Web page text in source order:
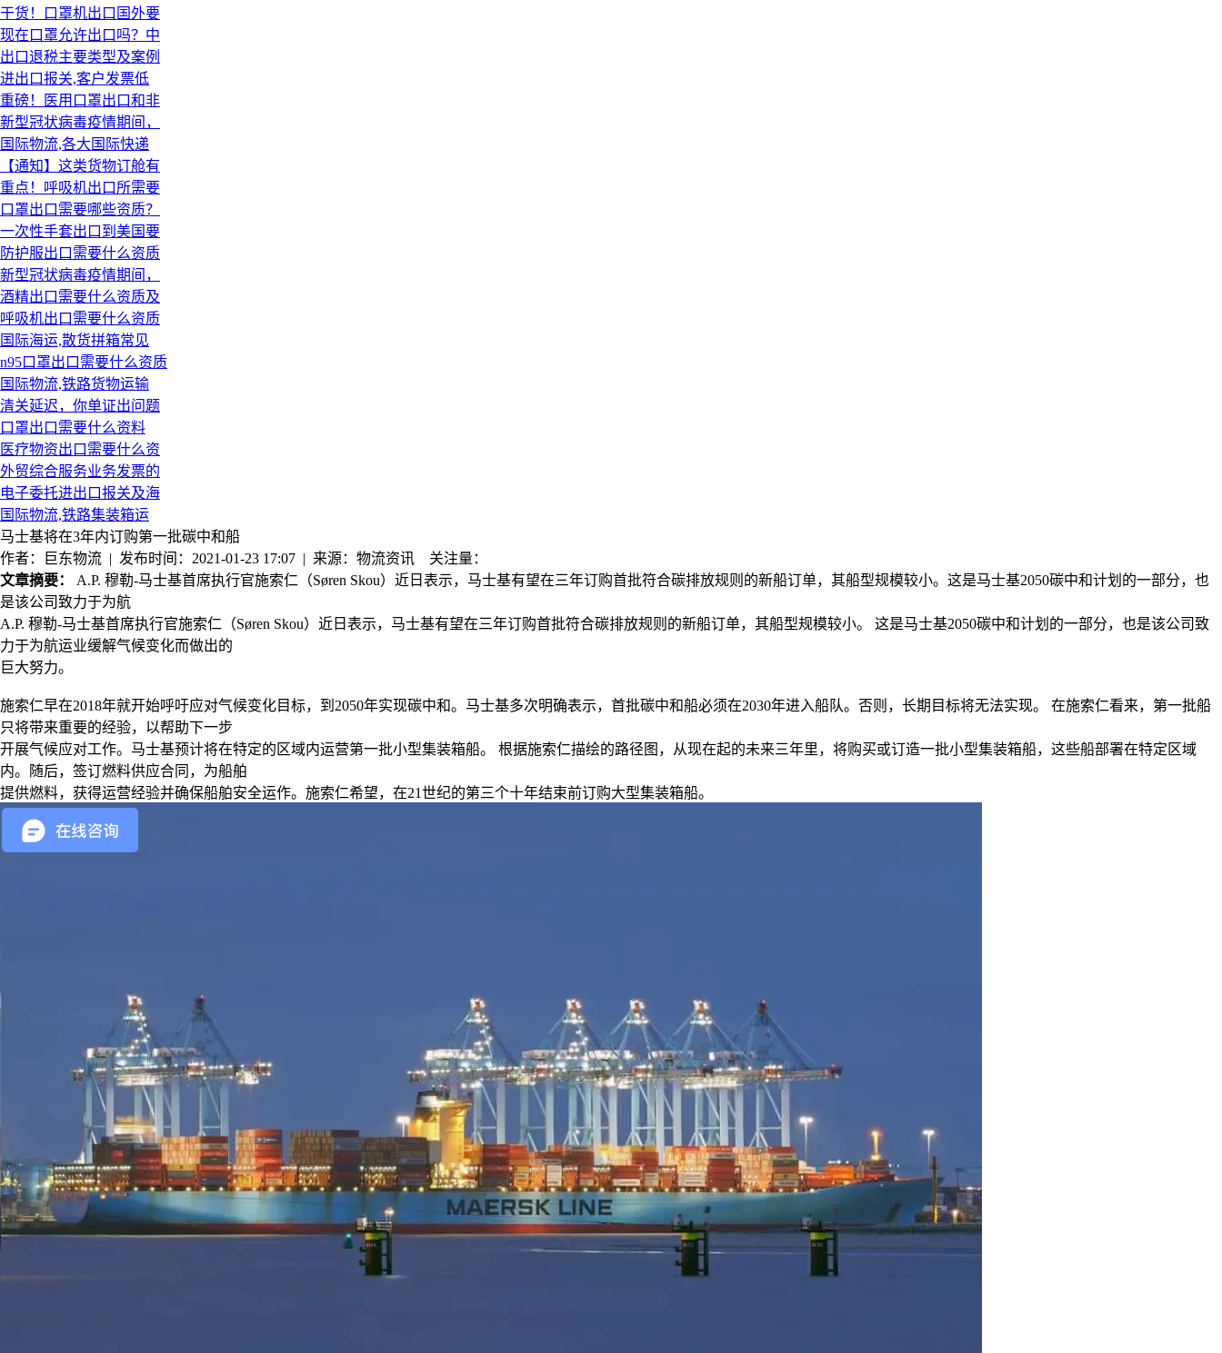
干货！口罩机出口国外要
现在口罩允许出口吗？中
出口退税主要类型及案例
进出口报关,客户发票低
重磅！医用口罩出口和非
新型冠状病毒疫情期间，
国际物流,各大国际快递
【通知】这类货物订舱有
重点！呼吸机出口所需要
口罩出口需要哪些资质？
一次性手套出口到美国要
防护服出口需要什么资质
新型冠状病毒疫情期间，
酒精出口需要什么资质及
呼吸机出口需要什么资质
国际海运,散货拼箱常见
n95口罩出口需要什么资质
国际物流,铁路货物运输
清关延迟，你单证出问题
口罩出口需要什么资料
医疗物资出口需要什么资
外贸综合服务业务发票的
电子委托进出口报关及海
国际物流,铁路集装箱运
马士基将在3年内订购第一批碳中和船
作者：巨东物流 | 发布时间：2021-01-23 17:07 | 来源：物流资讯 关注量：
文章摘要：
A.P. 穆勒-马士基首席执行官施索仁（Søren Skou）近日表示，马士基有望在三年订购首批符合碳排放规则的新船订单，其船型规模较小。这是马士基2050碳中和计划的一部分，也
是该公司致力于为航
A.P. 穆勒-马士基首席执行官施索仁（Søren Skou）近日表示，马士基有望在三年订购首批符合碳排放规则的新船订单，其船型规模较小。 这是马士基2050碳中和计划的一部分，也是该公司致
力于为航运业缓解气候变化而做出的
巨大努力。
施索仁早在2018年就开始呼吁应对气候变化目标，到2050年实现碳中和。马士基多次明确表示，首批碳中和船必须在2030年进入船队。否则，长期目标将无法实现。 在施索仁看来，第一批船
只将带来重要的经验，以帮助下一步
开展气候应对工作。马士基预计将在特定的区域内运营第一批小型集装箱船。 根据施索仁描绘的路径图，从现在起的未来三年里，将购买或订造一批小型集装箱船，这些船部署在特定区域
内。随后，签订燃料供应合同，为船舶
提供燃料，获得运营经验并确保船舶安全运作。施索仁希望，在21世纪的第三个十年结束前订购大型集装箱船。